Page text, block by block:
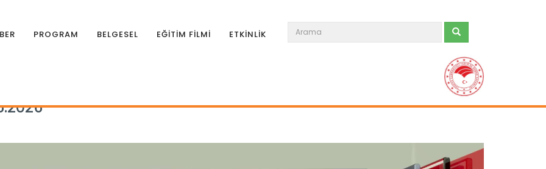
PROGRAM BELGESEL EĞİTİM FİLMİ ETKİNLİK